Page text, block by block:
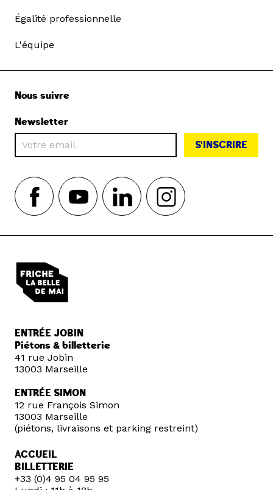
Égalité professionnelle
L'équipe
Nous suivre
Newsletter
S'INSCRIRE
ENTRÉE JOBIN
Piétons & billetterie
41 rue Jobin
13003 Marseille
ENTRÉE SIMON
12 rue François Simon
13003 Marseille
(piétons, livraisons et parking restreint)
ACCUEIL
BILLETTERIE
+33 (0)4 95 04 95 95